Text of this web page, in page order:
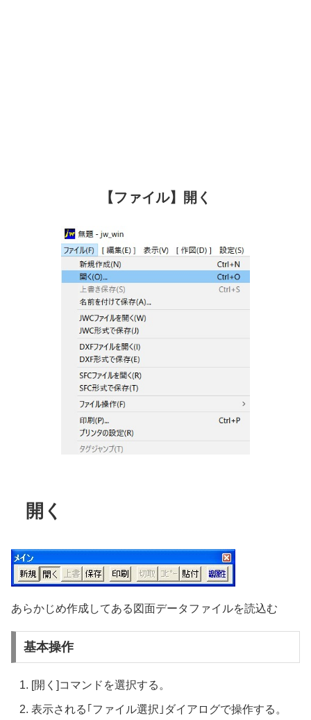
【ファイル】開く
開く
あらかじめ作成してある図面データファイルを読込む
基本操作
[開く]コマンドを選択する。
表示される｢ファイル選択｣ダイアログで操作する。